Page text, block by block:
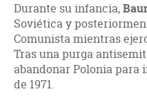
Durante su infancia,
Soviética y
Comunista mientras
Tras una purga
abandonar Polonia para
de 1971.